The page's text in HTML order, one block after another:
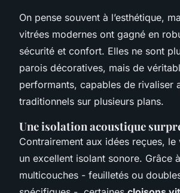
On pense souvent à l’esthétique,
vitrées modernes ont gagné en
sécurité et confort. Elles ne sont
parois décoratives, mais de
performants, capables de rivaliser
traditionnels sur plusieurs plans.
Une isolation acoustique
Contrairement aux idées reçues,
un excellent isolant sonore. Grâce
multicouches - feuilletés ou